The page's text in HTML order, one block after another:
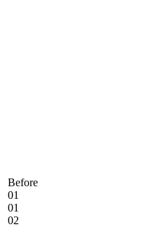
Before
01
01
02